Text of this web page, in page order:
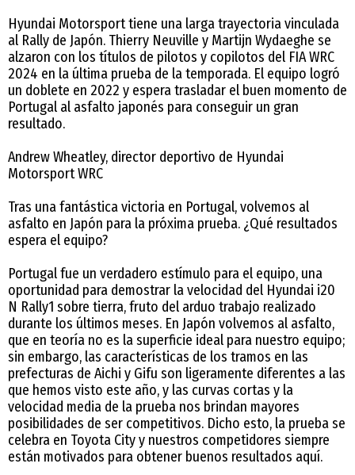
Hyundai Motorsport tiene una larga trayectoria vinculada
al Rally de Japón. Thierry Neuville y Martijn Wydaeghe se
alzaron con los títulos de pilotos y copilotos del FIA WRC
2024 en la última prueba de la temporada. El equipo logró
un doblete en 2022 y espera trasladar el buen momento de
Portugal al asfalto japonés para conseguir un gran
resultado.
Andrew Wheatley, director deportivo de Hyundai
Motorsport WRC
Tras una fantástica victoria en Portugal, volvemos al
asfalto en Japón para la próxima prueba. ¿Qué resultados
espera el equipo?
Portugal fue un verdadero estímulo para el equipo, una
oportunidad para demostrar la velocidad del Hyundai i20
N Rally1 sobre tierra, fruto del arduo trabajo realizado
durante los últimos meses. En Japón volvemos al asfalto,
que en teoría no es la superficie ideal para nuestro equipo;
sin embargo, las características de los tramos en las
prefecturas de Aichi y Gifu son ligeramente diferentes a las
que hemos visto este año, y las curvas cortas y la
velocidad media de la prueba nos brindan mayores
posibilidades de ser competitivos. Dicho esto, la prueba se
celebra en Toyota City y nuestros competidores siempre
están motivados para obtener buenos resultados aquí.